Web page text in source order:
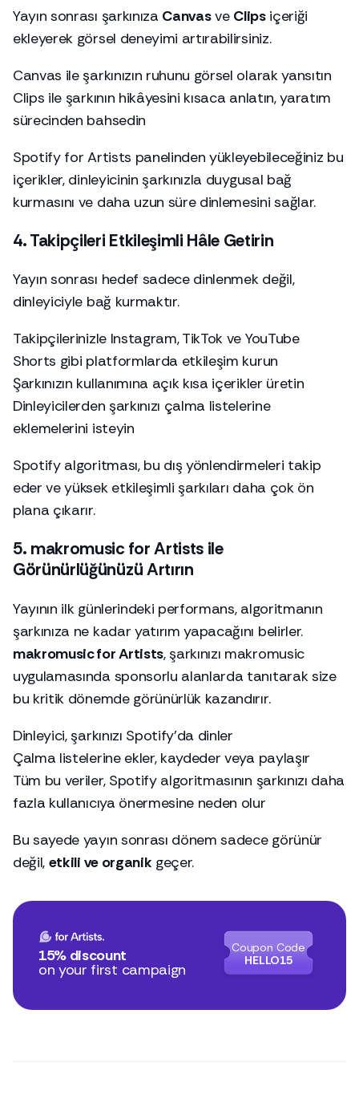
Yayın sonrası şarkınıza Canvasve Clipsiçeriği
ekleyerek görsel deneyimi artırabilirsiniz.
Canvas ile şarkınızın ruhunu görsel olarak yansıtın
Clips ile şarkının hikâyesini kısaca anlatın, yaratım
sürecinden bahsedin
Spotify for Artists panelinden yükleyebileceğiniz bu
içerikler, dinleyicinin şarkınızla duygusal bağ
kurmasını ve daha uzun süre dinlemesini sağlar.
4. Takipçileri Etkileşimli Hâle Getirin
Yayın sonrası hedef sadece dinlenmek değil,
dinleyiciyle bağ kurmaktır.
Takipçilerinizle Instagram, TikTok ve YouTube
Shorts gibi platformlarda etkileşim kurun
Şarkınızın kullanımına açık kısa içerikler üretin
Dinleyicilerden şarkınızı çalma listelerine
eklemelerini isteyin
Spotify algoritması, bu dış yönlendirmeleri takip
eder ve yüksek etkileşimli şarkıları daha çok ön
plana çıkarır.
5. makromusic for Artists ile
Görünürlüğünüzü Artırın
Yayının ilk günlerindeki performans, algoritmanın
şarkınıza ne kadar yatırım yapacağını belirler.
makromusic for Artists, şarkınızı makromusic
uygulamasında sponsorlu alanlarda tanıtarak size
bu kritik dönemde görünürlük kazandırır.
Dinleyici, şarkınızı Spotify’da dinler
Çalma listelerine ekler, kaydeder veya paylaşır
Tüm bu veriler, Spotify algoritmasının şarkınızı daha
fazla kullanıcıya önermesine neden olur
Bu sayede yayın sonrası dönem sadece görünür
değil, etkili ve organik geçer.
15% discount
on your first campaign
Coupon Code
HELLO15